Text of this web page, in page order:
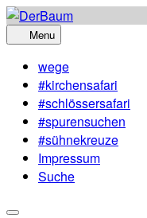
Skip
to
Menu
wege
#kirchensafari
#schlössersafari
#spurensuchen
#sühnekreuze
Impressum
Suche